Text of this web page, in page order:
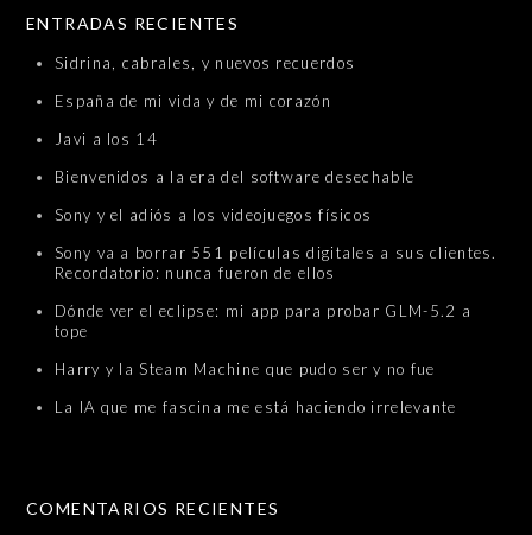
ENTRADAS RECIENTES
Sidrina, cabrales, y nuevos recuerdos
España de mi vida y de mi corazón
Javi a los 14
Bienvenidos a la era del software desechable
Sony y el adiós a los videojuegos físicos
Sony va a borrar 551 películas digitales a sus clientes.
Recordatorio: nunca fueron de ellos
Dónde ver el eclipse: mi app para probar GLM-5.2 a
tope
Harry y la Steam Machine que pudo ser y no fue
La IA que me fascina me está haciendo irrelevante
COMENTARIOS RECIENTES